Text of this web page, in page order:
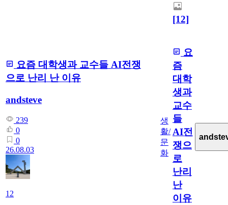
[12]
요즘 대학생과 교수들 AI전쟁
으로 난리 난 이유
andsteve
239
0
0
26.08.03
12
생
활/
문
화
요
즘
대학
생과
교수
들
AI전
쟁으
로
난리
난
이유